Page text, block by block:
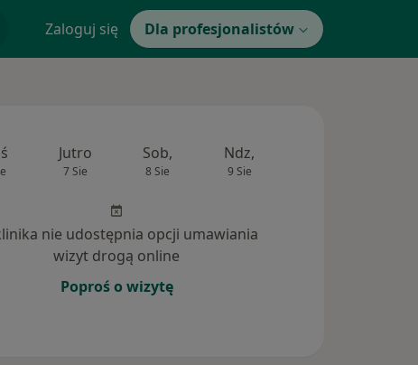
Zaloguj się Dla profesjonalistów
Jutro
7 Sie
Sob,
8 Sie
Ndz,
9 Sie
nie udostępnia opcji umawiania
wizyt drogą online
Poproś o wizytę